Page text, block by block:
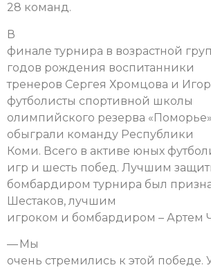
28 команд.
В
финале турнира в возрастной
годов рождения воспитанники
тренеров Сергея Хромцова и
футболисты спортивной школы
олимпийского резерва «Поморье»
обыграли команду Республики
Коми. Всего в активе юных
игр и шесть побед. Лучшим
бомбардиром турнира был
Шестаков, лучшим
игроком и бомбардиром – Артем
— Мы
очень стремились к этой победе.